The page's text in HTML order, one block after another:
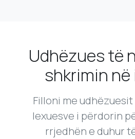
Udhëzues të
shkrimin në
Filloni me
lexuesve i përdorin
rrjedhën e duhur